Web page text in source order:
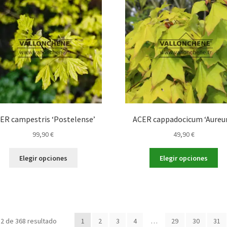
opciones
se
pueden
elegir
en
la
página
de
producto
se
en
la
de
campestris ‘Postelense’
99,90€
Elegir opciones
opciones
ACER cappadocicum
49,90€
Elegir opciones
de 368 resultado 1 2 3 4 … 29 30 31